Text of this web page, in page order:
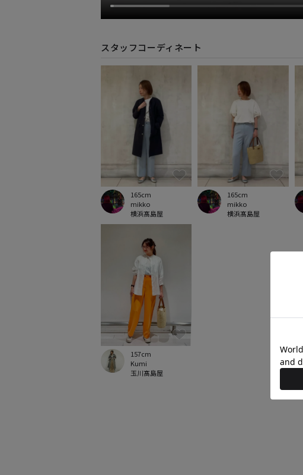
スタッフコーディネート
横浜髙島屋
mikko
165cm
横浜髙島屋
mikko
165cm
玉川髙島屋
Kumi
157cm